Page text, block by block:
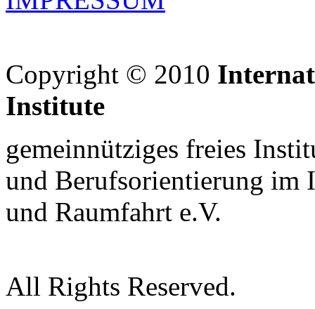
Copyright © 2010
Institute
gemeinnütziges freies
und Berufsorientierung im
und Raumfahrt e.V.
All Rights Reserved.